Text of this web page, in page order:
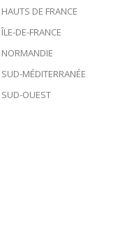
HAUTS DE FRANCE
ÎLE-DE-FRANCE
NORMANDIE
SUD-MÉDITERRANÉE
SUD-OUEST